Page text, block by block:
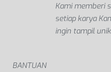
Kami memberi
setiap karya
ingin tampil
BANTUAN